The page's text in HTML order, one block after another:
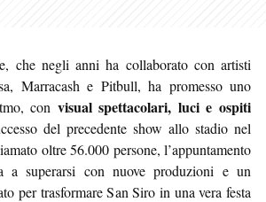
che negli anni ha collaborato con artisti
Marracash e Pitbull, ha promesso uno
con visual spettacolari, luci e ospiti
del precedente show allo stadio nel
oltre 56.000 persone, l’appuntamento
a superarsi con nuove produzioni e un
per trasformare San Siro in una vera festa